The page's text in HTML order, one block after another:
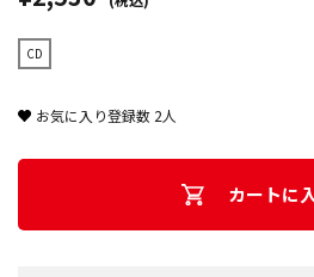
CD
お気に入り登録数 2人
カートに